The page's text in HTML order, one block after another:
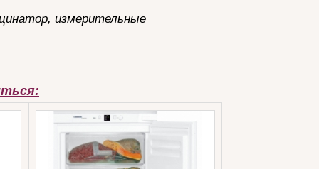
измерительные